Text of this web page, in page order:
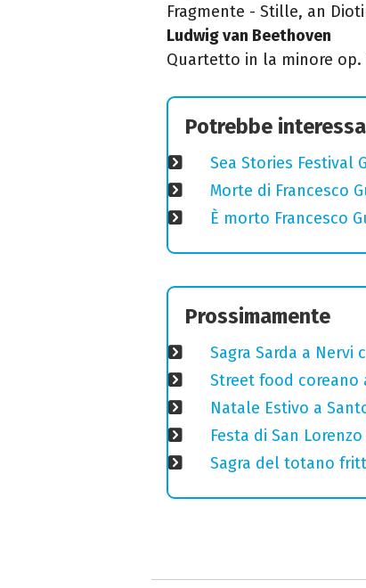
Fragmente - Stille, an
Ludwig van Beethoven
Quartetto in la minore op.
Potrebbe
Sea Stories
Morte di Francesco
È morto Francesco
Prossimamente
Sagra Sarda a
Street food coreano
Natale Estivo a
Festa di San
Sagra del totano